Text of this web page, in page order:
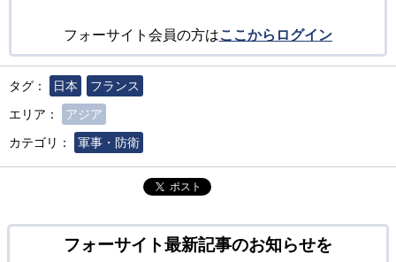
フォーサイト会員の方はここからログイン
タグ： 日本
フランス
エリア：
アジア
カテゴリ：
軍事・防衛
ポスト
フォーサイト最新記事のお知らせを